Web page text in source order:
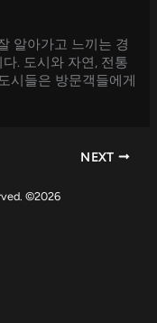
알아가고 느끼는 경
. 도시와 자연, 전통
시들은 방문객들에게
NEXT
©2026